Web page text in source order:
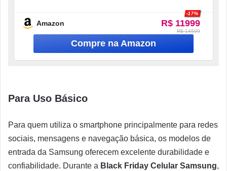
Amazon R$ 11999
-17%
R$ 14599
Para Uso Básico
Para quem utiliza o smartphone principalmente para redes
sociais, mensagens e navegação básica, os modelos de
entrada da Samsung oferecem excelente durabilidade e
confiabilidade. Durante a Black Friday Celular Samsung,